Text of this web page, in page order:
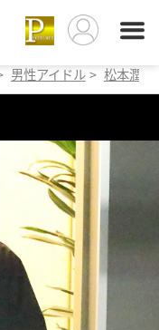
男性アイドル > 松本潤